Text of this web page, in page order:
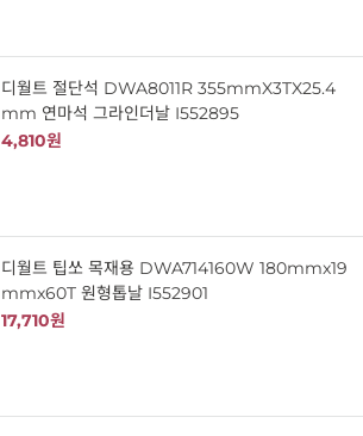
디월트 절단석 DWA8011R 355mmX3TX25.4
mm 연마석 그라인더날 I552895
4,810원
디월트 팁쏘 목재용 DWA714160W 180mmx19
mmx60T 원형톱날 I552901
17,710원